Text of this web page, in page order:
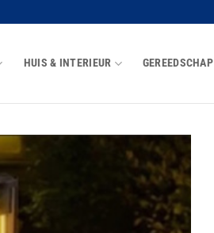
HUIS & INTERIEUR GEREEDSCHAP
Toevoegen
aan
wenslijst